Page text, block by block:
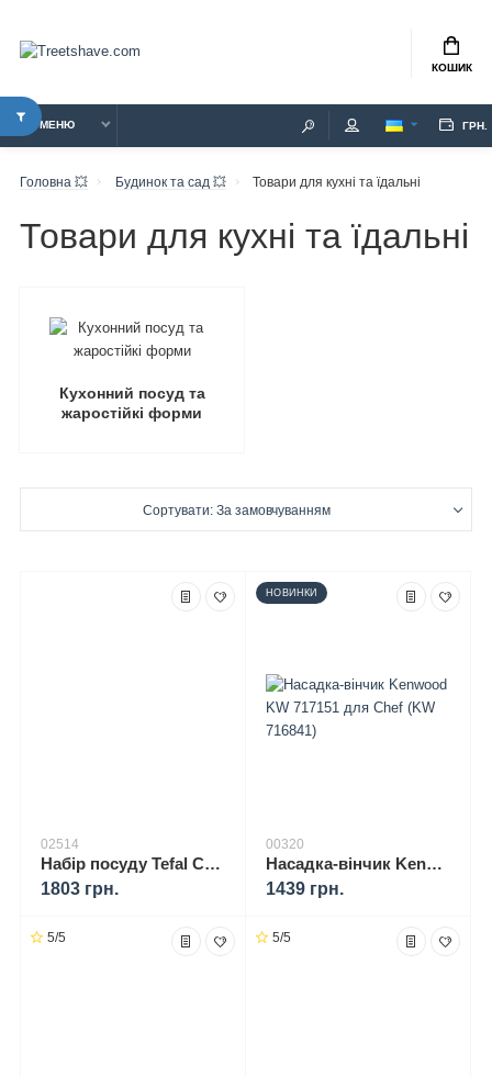
КОШИК
МЕНЮ ГРН.
Головна 💥 Будинок та сад 💥 Товари для кухні та їдальні
Товари для кухні та їдальні
Кухонний посуд та
жаростійкі форми
Сортувати: За замовчуванням
02514
Набір посуду Tefal Chefclub G805S304 – Сковорода 24 см, подрібнювач 500 мл та деко для піци
1803 грн.
НОВИНКИ
00320
Насадка-вінчик Kenwood KW 717151 для Chef (KW 716841)
1439 грн.
5/5 5/5